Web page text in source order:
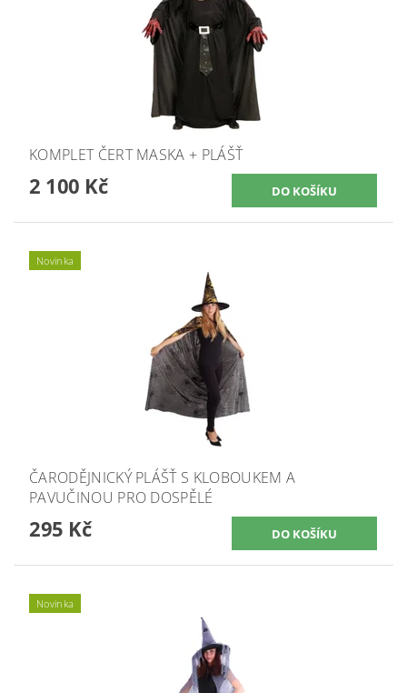
KOMPLET ČERT MASKA + PLÁŠŤ
2 100 Kč
Novinka
ČARODĚJNICKÝ PLÁŠŤ S KLOBOUKEM A
PAVUČINOU PRO DOSPĚLÉ
295 Kč
Novinka